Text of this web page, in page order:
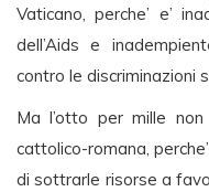
Vaticano, perche’ e’
dell’Aids e
contro le discriminazioni
Ma l’otto per mille non
cattolico-romana,
di sottrarle risorse a